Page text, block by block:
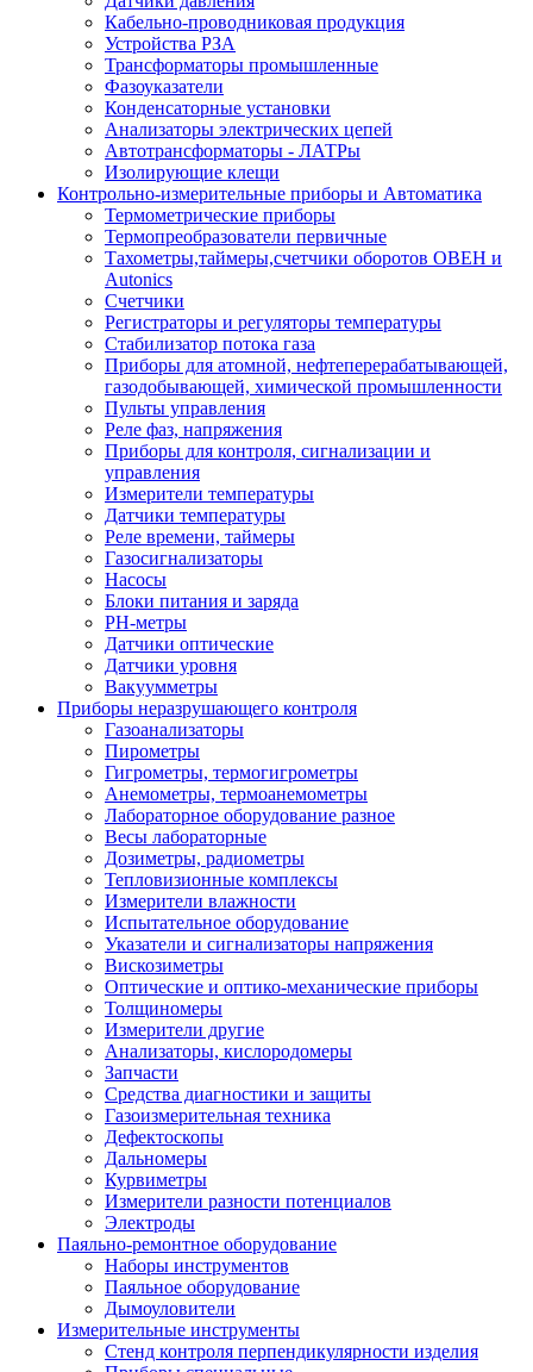
Кабельно-проводниковая продукция
Устройства РЗА
Трансформаторы промышленные
Фазоуказатели
Конденсаторные установки
Анализаторы электрических цепей
Автотрансформаторы - ЛАТРы
Изолирующие клещи
Контрольно-измерительные приборы и Автоматика
Термометрические приборы
Термопреобразователи первичные
Тахометры,таймеры,счетчики оборотов ОВЕН и
Autonics
Счетчики
Регистраторы и регуляторы температуры
Стабилизатор потока газа
Приборы для атомной, нефтеперерабатывающей,
газодобывающей, химической промышленности
Пульты управления
Реле фаз, напряжения
Приборы для контроля, сигнализации и
управления
Измерители температуры
Датчики температуры
Реле времени, таймеры
Газосигнализаторы
Насосы
Блоки питания и заряда
PH-метры
Датчики оптические
Датчики уровня
Вакуумметры
Приборы неразрушающего контроля
Газоанализаторы
Пирометры
Гигрометры, термогигрометры
Анемометры, термоанемометры
Лабораторное оборудование разное
Весы лабораторные
Дозиметры, радиометры
Тепловизионные комплексы
Измерители влажности
Испытательное оборудование
Указатели и сигнализаторы напряжения
Вискозиметры
Оптические и оптико-механические приборы
Толщиномеры
Измерители другие
Анализаторы, кислородомеры
Запчасти
Средства диагностики и защиты
Газоизмерительная техника
Дефектоскопы
Дальномеры
Курвиметры
Измерители разности потенциалов
Электроды
Паяльно-ремонтное оборудование
Наборы инструментов
Паяльное оборудование
Дымоуловители
Измерительные инструменты
Стенд контроля перпендикулярности изделия